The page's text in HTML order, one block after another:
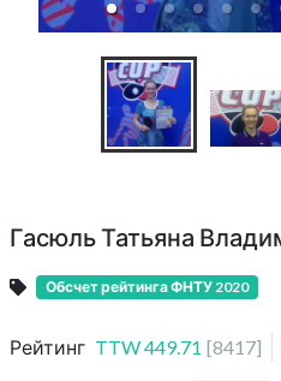
Гасюль Татьяна
Обсчет рейтинга ФНТУ 2020
Рейтинг TTW449.71 [8417]